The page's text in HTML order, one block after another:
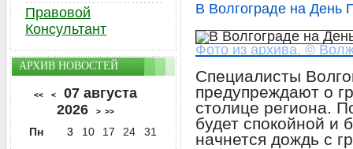
В Волгограде на День
Фото из архива. ©
Специалисты
предупреждают о
столице региона.
будет спокойной и
начнется дождь с
Правовой
Консультант
АРХИВ НОВОСТЕЙ
<< <
07 августа
2026
> >>
Пн 3 10 17 24 31